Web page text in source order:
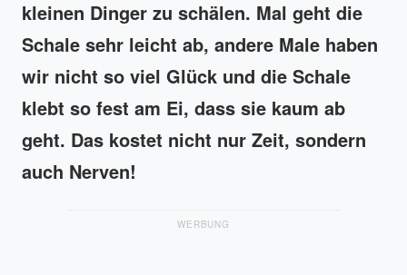
kleinen Dinger zu schälen. Mal geht die
Schale sehr leicht ab, andere Male haben
wir nicht so viel Glück und die Schale
klebt so fest am Ei, dass sie kaum ab
geht. Das kostet nicht nur Zeit, sondern
auch Nerven!
WERBUNG